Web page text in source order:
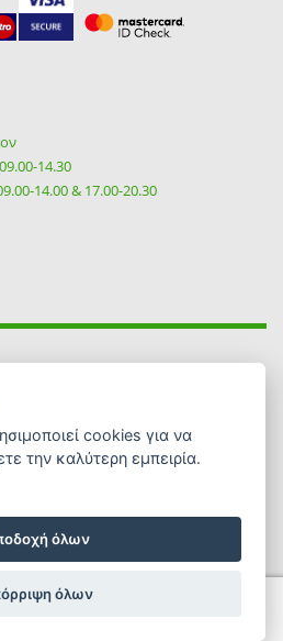
14.30
14.00 & 17.00-20.30
reserved | Designed & Developed
cookies για να
την καλύτερη εμπειρία.
όλων
όλων